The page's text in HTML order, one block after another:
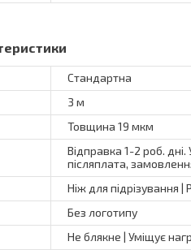
Стандартна
3 м
Товщина 19 мкм
Відправка 1-2 роб.
післяплата,
Ніж для підрізування
Без логотипу
Не блякне | Уміщує